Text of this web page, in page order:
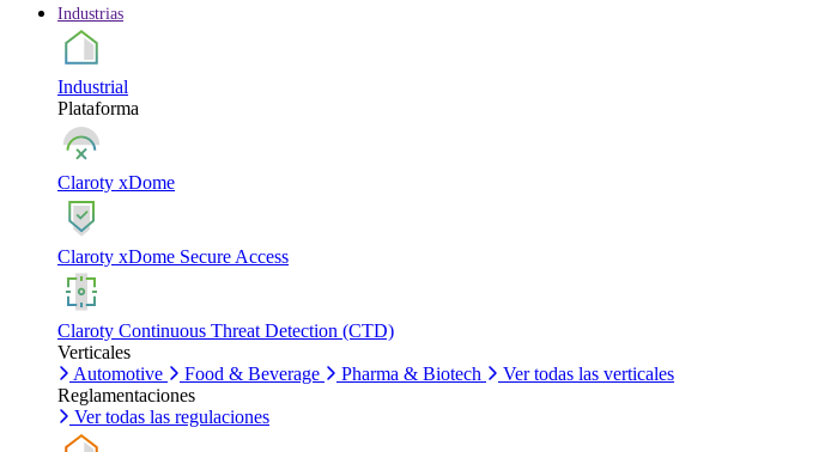
Industrias
Industrial
Plataforma
Claroty xDome
Claroty xDome Secure Access
Claroty Continuous Threat Detection (CTD)
Verticales
Automotive
Food & Beverage Pharma & Biotech
Ver todas las verticales
Reglamentaciones
Ver todas las regulaciones